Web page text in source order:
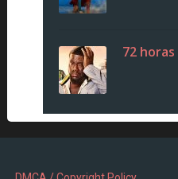
72 horas